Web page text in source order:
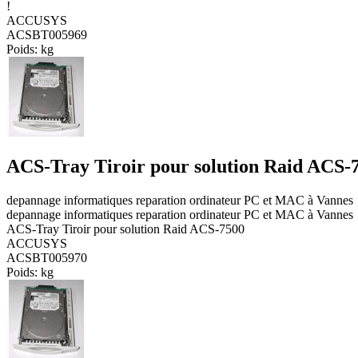
!
ACCUSYS
ACSBT005969
Poids: kg
ACS-Tray Tiroir pour solution Raid ACS-
depannage informatiques reparation ordinateur PC et MAC à Vannes
depannage informatiques reparation ordinateur PC et MAC à Vannes
ACS-Tray Tiroir pour solution Raid ACS-7500
ACCUSYS
ACSBT005970
Poids: kg